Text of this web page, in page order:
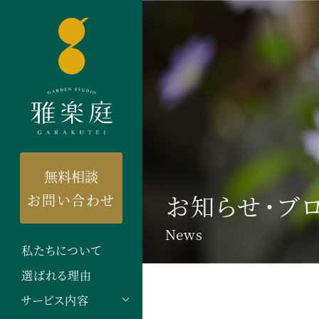
無料相談
お問い合わせ
私たちについて
選ばれる理由
サービス内容
お知らせ・ブ
News